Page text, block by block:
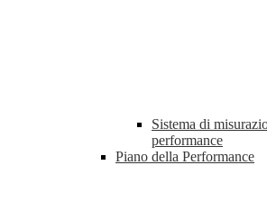
Sistema di
performance
Piano della Performance